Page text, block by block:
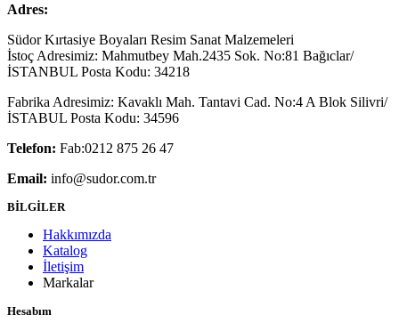
Adres:
Südor Kırtasiye Boyaları Resim Sanat Malzemeleri
İstoç Adresimiz: Mahmutbey Mah.2435 Sok. No:81 Bağıclar/
İSTANBUL Posta Kodu: 34218
Fabrika Adresimiz: Kavaklı Mah. Tantavi Cad. No:4 A Blok Silivri/
İSTABUL Posta Kodu: 34596
Telefon: Fab:0212 875 26 47
Email: info@sudor.com.tr
BİLGİLER
Hakkımızda
Katalog
İletişim
Markalar
Hesabım